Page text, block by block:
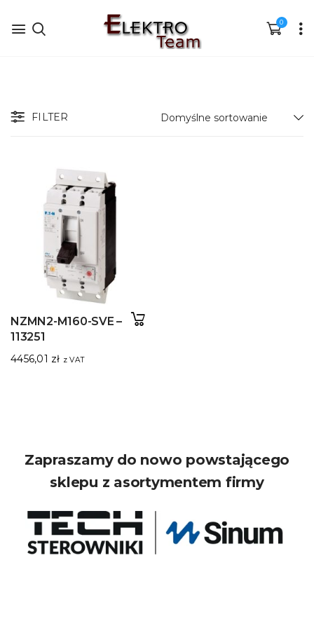
0
FILTER
NZMN2-M160-SVE –
113251
4456,01 zł z VAT
Zapraszamy do nowo powstającego
sklepu z asortymentem firmy